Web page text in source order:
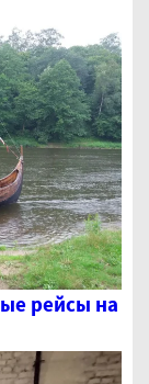
рейсы на